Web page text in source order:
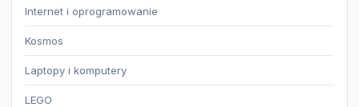
Internet i oprogramowanie
Kosmos
Laptopy i komputery
LEGO